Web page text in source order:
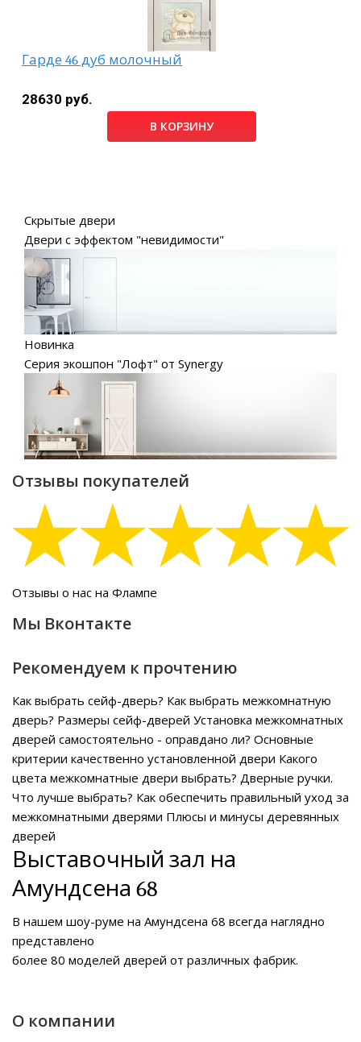
Гарде 46 дуб молочный
28630 руб.
В КОРЗИНУ
Скрытые двери
Двери с эффектом "невидимости"
Новинка
Серия экошпон "Лофт" от Synergy
Отзывы покупателей
Отзывы о нас на Флампе
Мы Вконтакте
Рекомендуем к прочтению
Как выбрать сейф-дверь? Как выбрать межкомнатную
дверь? Размеры сейф-дверей Установка межкомнатных
дверей самостоятельно - оправдано ли? Основные
критерии качественно установленной двери Какого
цвета межкомнатные двери выбрать? Дверные ручки.
Что лучше выбрать? Как обеспечить правильный уход за
межкомнатными дверями Плюсы и минусы деревянных
дверей
Выставочный зал на
Амундсена 68
В нашем шоу-руме на Амундсена 68 всегда наглядно
представлено
более 80 моделей дверей от различных фабрик.
О компании